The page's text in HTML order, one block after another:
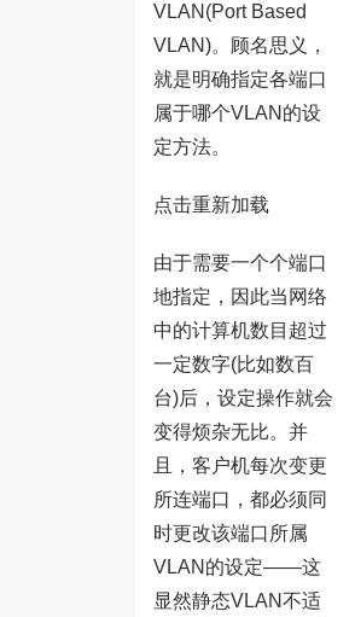
VLAN(Port Based
VLAN)。顾名思义，
就是明确指定各端口
属于哪个VLAN的设
定方法。
点击重新加载
由于需要一个个端口
地指定，因此当网络
中的计算机数目超过
一定数字(比如数百
台)后，设定操作就会
变得烦杂无比。并
且，客户机每次变更
所连端口，都必须同
时更改该端口所属
VLAN的设定——这
显然静态VLAN不适